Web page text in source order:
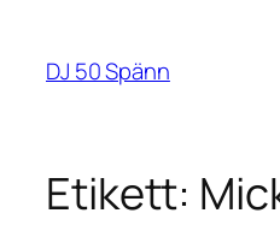
innehåll
DJ 50 Spänn
Etikett: